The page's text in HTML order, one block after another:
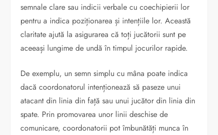
semnale clare sau indicii verbale cu coechipierii lor
pentru a indica poziționarea și intențiile lor. Această
claritate ajută la asigurarea că toți jucătorii sunt pe
aceeași lungime de undă în timpul jocurilor rapide.
De exemplu, un semn simplu cu mâna poate indica
dacă coordonatorul intenționează să paseze unui
atacant din linia din față sau unui jucător din linia din
spate. Prin promovarea unor linii deschise de
comunicare, coordonatorii pot îmbunătăți munca în